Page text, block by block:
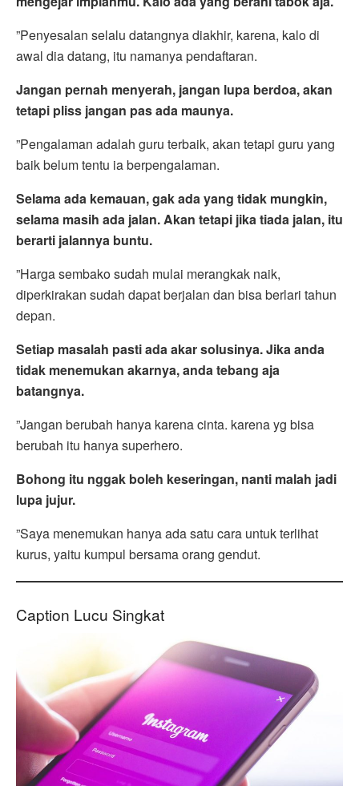
”Penyesalan selalu datangnya diakhir, karena, kalo di
awal dia datang, itu namanya pendaftaran.
Jangan pernah menyerah, jangan lupa berdoa, akan
tetapi pliss jangan pas ada maunya.
”Pengalaman adalah guru terbaik, akan tetapi guru yang
baik belum tentu ia berpengalaman.
Selama ada kemauan, gak ada yang tidak mungkin,
selama masih ada jalan. Akan tetapi jika tiada jalan, itu
berarti jalannya buntu.
”Harga sembako sudah mulai merangkak naik,
diperkirakan sudah dapat berjalan dan bisa berlari tahun
depan.
Setiap masalah pasti ada akar solusinya. Jika anda
tidak menemukan akarnya, anda tebang aja
batangnya.
”Jangan berubah hanya karena cinta. karena yg bisa
berubah itu hanya superhero.
Bohong itu nggak boleh keseringan, nanti malah jadi
lupa jujur.
”Saya menemukan hanya ada satu cara untuk terlihat
kurus, yaitu kumpul bersama orang gendut.
Caption Lucu Singkat